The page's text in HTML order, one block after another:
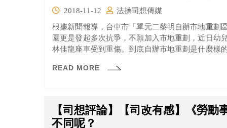
2018-11-12
法操司想傳媒
根據新聞報導，台中市「單元二黎明自辦市地重劃
園更是發起多次抗爭，不願加入市地重劃，近日幼
林佳龍座車受到重傷。到底自辦市地重劃是什麼樣
READ MORE
【司想評論】【司改有感】《勞
不同呢？